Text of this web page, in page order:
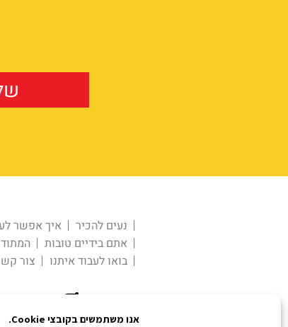
נעים להכיר איך אפשר
אתם בידיים טובות
בואו לעבוד איתנו
צור